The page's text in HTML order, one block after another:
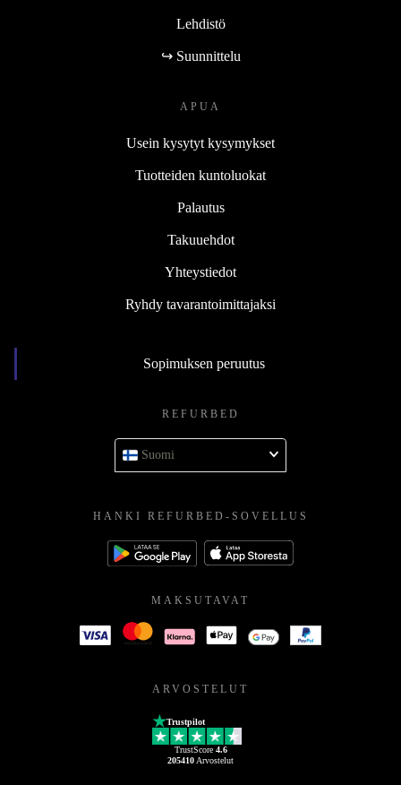
Lehdistö
↪ Suunnittelu
APUA
Usein kysytyt kysymykset
Tuotteiden kuntoluokat
Palautus
Takuuehdot
Yhteystiedot
Ryhdy tavarantoimittajaksi
Sopimuksen peruutus
REFURBED
Suomi
HANKI REFURBED-SOVELLUS
MAKSUTAVAT
ARVOSTELUT
Trustpilot
TrustScore 4.6
205410 Arvostelut